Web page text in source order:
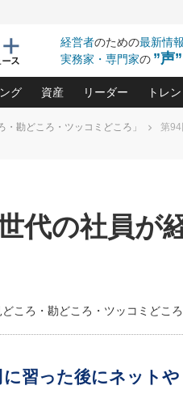
経営者のための最新情報
実務家・専門家の ”声”
」戦略(96)
改善」横田尚哉氏(5)
・クリニック(240)
にしながら利益を上げる経営」の
”戦略視点(151)
グ
ーの玉手箱(9)
資産
中国経済の最新動向(204)
事業承継の前に、決めて
深読み企業分析(152)
リーダー
ピョートル・F・
楠木建の「経営
次もあなたにお
社長の右腕をつく
トレ
北村
勘どころ・ツッコミどころ」 第
代の社員が
ころ・勘どころ・ツッコミどころ
習った後にネット